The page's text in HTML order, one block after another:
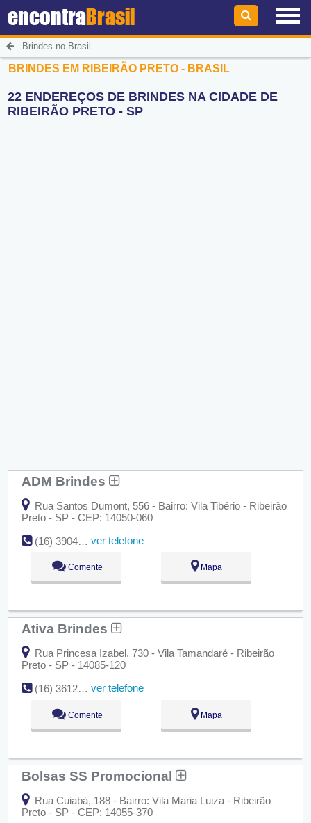
encontraBrasil
Brindes no Brasil
BRINDES EM RIBEIRÃO PRETO - BRASIL
22 ENDEREÇOS DE BRINDES NA CIDADE DE
RIBEIRÃO PRETO - SP
ADM Brindes
Rua Santos Dumont, 556 - Bairro: Vila Tibério - Ribeirão
Preto - SP - CEP: 14050-060
(16) 3904-8551
ver telefone
Comente Mapa
Ativa Brindes
Rua Princesa Izabel, 730 - Vila Tamandaré - Ribeirão
Preto - SP - 14085-120
(16) 3612-0905
ver telefone
Comente Mapa
Bolsas SS Promocional
Rua Cuiabá, 188 - Bairro: Vila Maria Luiza - Ribeirão
Preto - SP - CEP: 14055-370